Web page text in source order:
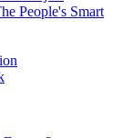
People's Smart